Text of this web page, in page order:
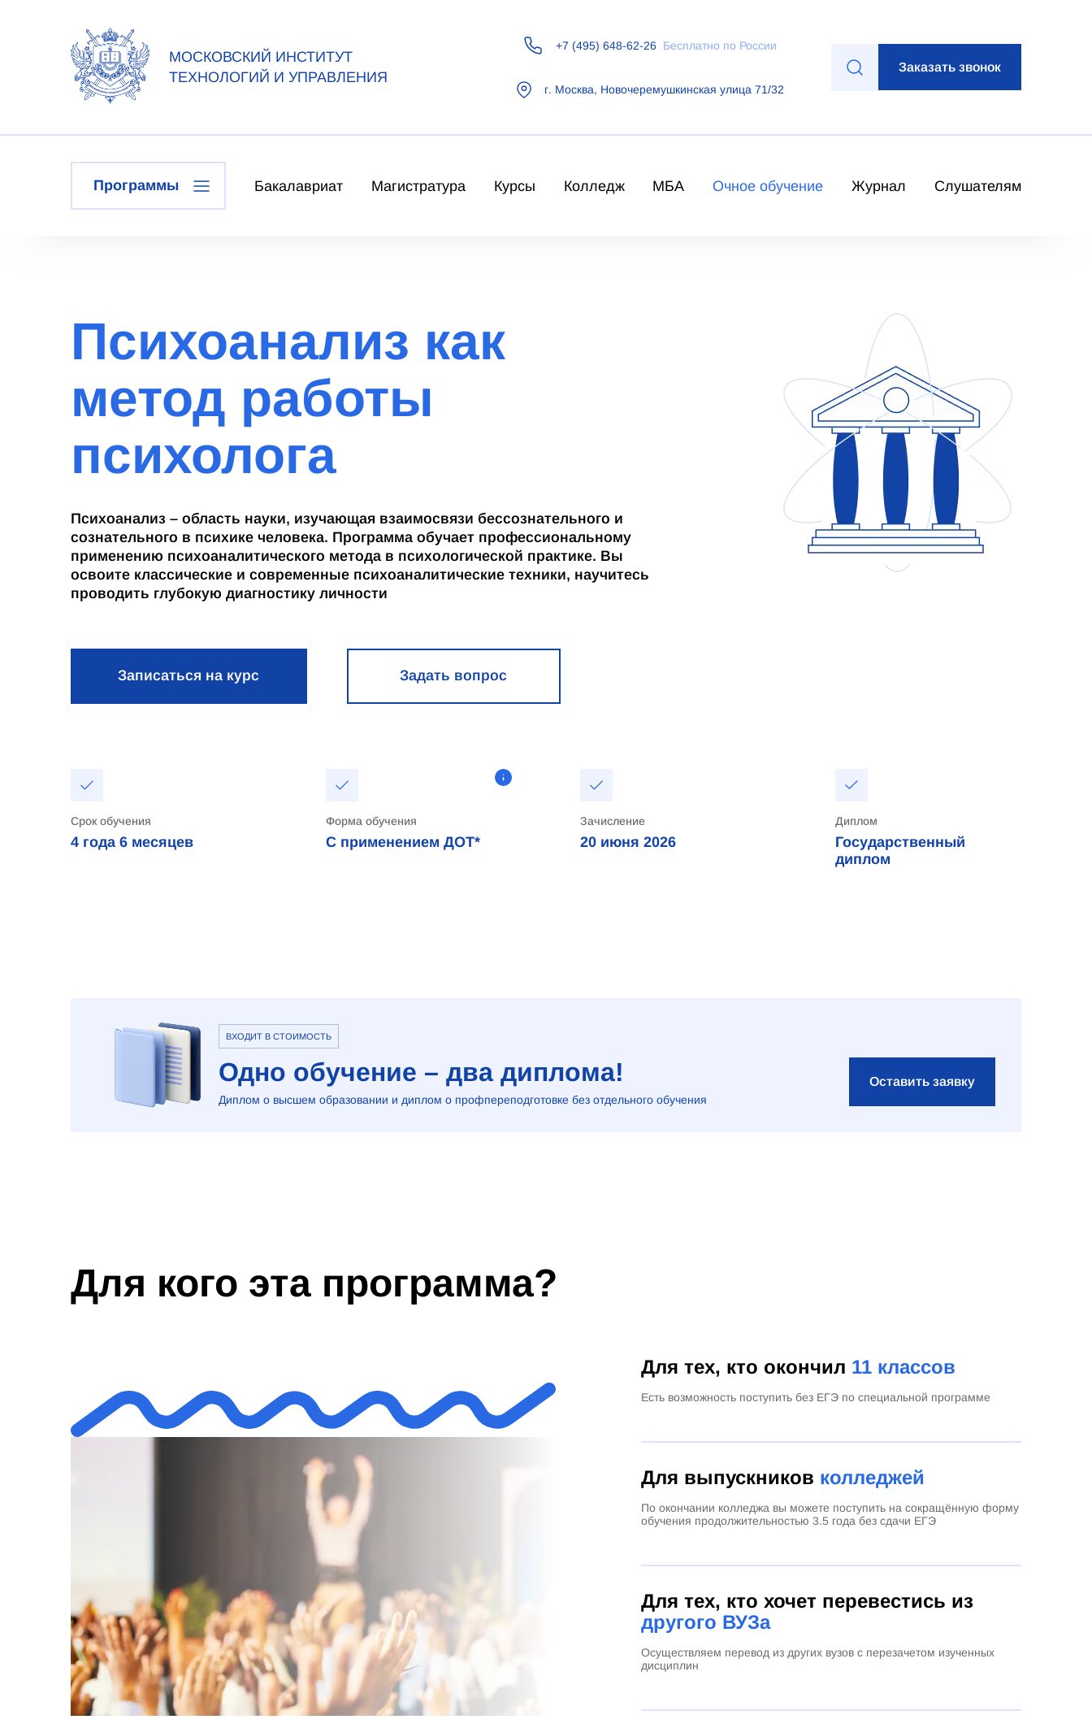
МОСКОВСКИЙ ИНСТИТУТ
ТЕХНОЛОГИЙ И УПРАВЛЕНИЯ
+7 (495) 648-62-26 Бесплатно по России
г. Москва, Новочеремушкинская улица 71/32
Заказать звонок
Программы Бакалавриат Магистратура Курсы Колледж МБА Очное обучение Журнал Слушателям
Психоанализ как
метод работы
психолога
Психоанализ – область науки, изучающая взаимосвязи бессознательного и
сознательного в психике человека. Программа обучает профессиональному
применению психоаналитического метода в психологической практике. Вы
освоите классические и современные психоаналитические техники, научитесь
проводить глубокую диагностику личности
Записаться на курс Задать вопрос
Срок обучения
4 года 6 месяцев
Форма обучения
С применением ДОТ*
Зачисление
20 июня 2026
Диплом
Государственный
диплом
ВХОДИТ В СТОИМОСТЬ
Одно обучение – два диплома!
Диплом о высшем образовании и диплом о профпереподготовке без отдельного обучения
Оставить заявку
Для кого эта программа?
Для тех, кто окончил 11 классов
Есть возможность поступить без ЕГЭ по специальной программе
Для выпускников колледжей
По окончании колледжа вы можете поступить на сокращённую форму
обучения продолжительностью 3.5 года без сдачи ЕГЭ
Для тех, кто хочет перевестись из
другого ВУЗа
Осуществляем перевод из других вузов с перезачетом изученных
дисциплин